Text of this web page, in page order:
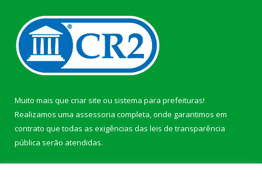
Muito mais que criar site ou sistema para prefeituras!
Realizamos uma assessoria completa, onde garantimos em
contrato que todas as exigências das leis de transparência
pública serão atendidas.